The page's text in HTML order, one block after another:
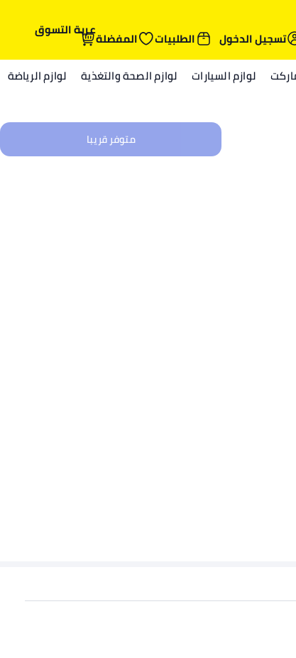
تسجيل الدخول
الطلبيات المفضلةعربة التسوق
لوازم السيارات لوازم الصحة والتغذية لوازم الرياضة
متوفر قريبا